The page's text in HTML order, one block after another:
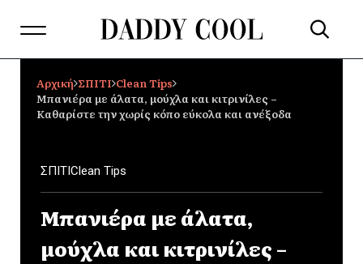
Αρχική ΣΠΙΤΙ Clean Tips
Μπανιέρα με άλατα, μούχλα και κιτρινίλες –
Καθαρίστε την χωρίς κόπο εύκολα και ανέξοδα
ΣΠΙΤΙClean Tips
Μπανιέρα με άλατα,
μούχλα και κιτρινίλες –